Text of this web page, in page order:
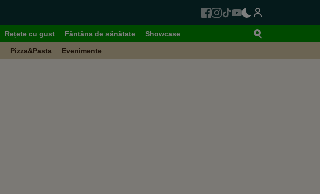
Rețete cu gust Fântâna de sănătate Showcase
Pizza&Pasta Evenimente